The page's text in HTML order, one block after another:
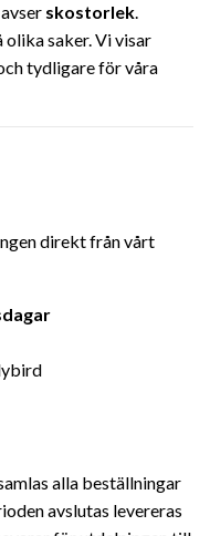
skostorlek.
saker. Vi visar
tydligare för våra
direkt från vårt
alla beställningar
avslutas levereras